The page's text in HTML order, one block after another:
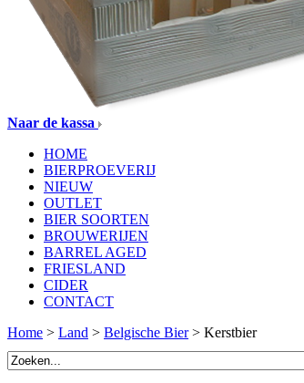
Naar de kassa
HOME
BIERPROEVERIJ
NIEUW
OUTLET
BIER SOORTEN
BROUWERIJEN
BARREL AGED
FRIESLAND
CIDER
CONTACT
Home > Land > Belgische Bier> Kerstbier